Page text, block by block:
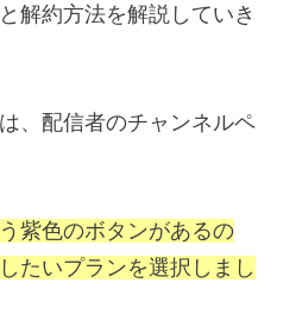
解約方法を解説していき
、配信者のチャンネルペ
紫色のボタンがあるの
たいプランを選択しまし